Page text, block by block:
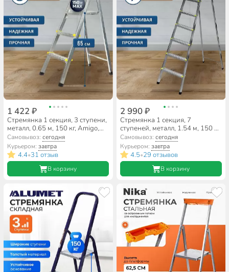
1 422 ₽
Стремянка 1 секция, 3 ступени,
металл, 0.65 м, 150 кг, Amigo,
ЛС1003
Самовывоз:сегодня
Курьером:завтра
4.4•31 отзыв
В корзину
2 990 ₽
Стремянка 1 секция, 7
ступеней, металл, 1.54 м, 150 кг,
Amigo, ЛС1007
Самовывоз: сегодня
Курьером: завтра
4.5•29 отзывов
В корзину